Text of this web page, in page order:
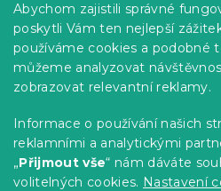
Abychom zajistili správné
poskytli Vám ten nejlepší
používáme cookies a podobné
můžeme analyzovat
zobrazovat relevantní reklamy.
Informace o používání našich
reklamními a analytickými
„Přijmout vše“ nám dáváte
volitelných cookies. Nastavení
Povlak na polštář z
SOFHEARTS 70x90
Skladem (>10 ks)
79 Kč